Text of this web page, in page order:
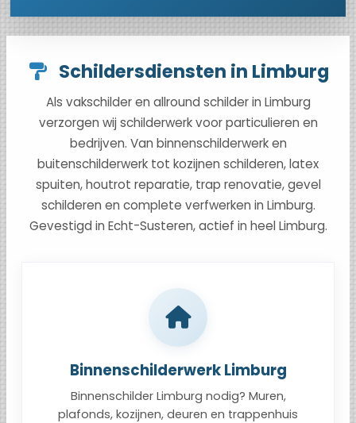
Schildersdiensten in Limburg
Als vakschilder en allround schilder in Limburg
verzorgen wij schilderwerk voor particulieren en
bedrijven. Van binnenschilderwerk en
buitenschilderwerk tot kozijnen schilderen, latex
spuiten, houtrot reparatie, trap renovatie, gevel
schilderen en complete verfwerken in Limburg.
Gevestigd in Echt-Susteren, actief in heel Limburg.
Binnenschilderwerk Limburg
Binnenschilder Limburg nodig? Muren,
plafonds, kozijnen, deuren en trappenhuis